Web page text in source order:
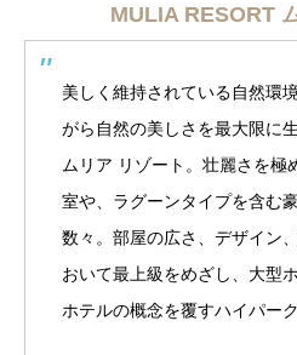
MULIA RESORT
美しく維持されている自然環
がら自然の美しさを最大限に
ムリア リゾート。壮麗さを極
室や、ラグーンタイプを含む
数々。部屋の広さ、デザイン
おいて最上級をめざし、大型
ホテルの概念を覆すハイパー